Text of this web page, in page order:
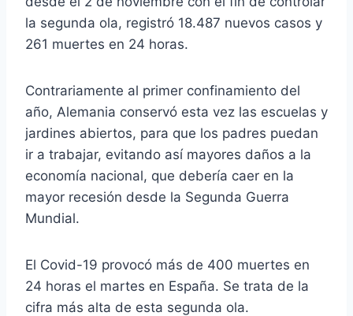
la segunda ola, registró 18.487 nuevos casos y
261 muertes en 24 horas.
Contrariamente al primer confinamiento del
año, Alemania conservó esta vez las escuelas y
jardines abiertos, para que los padres puedan
ir a trabajar, evitando así mayores daños a la
economía nacional, que debería caer en la
mayor recesión desde la Segunda Guerra
Mundial.
El Covid-19 provocó más de 400 muertes en
24 horas el martes en España. Se trata de la
cifra más alta de esta segunda ola.